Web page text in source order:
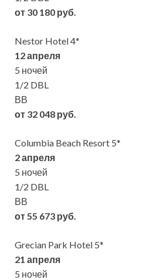
от 30 180 руб.
Nestor Hotel 4*
12 апреля
5 ночей
1/2 DBL
ВВ
от 32 048 руб.
Columbia Beach Resort 5*
2 апреля
5 ночей
1/2 DBL
ВВ
от 55 673 руб.
Grecian Park Hotel 5*
21 апреля
5 ночей